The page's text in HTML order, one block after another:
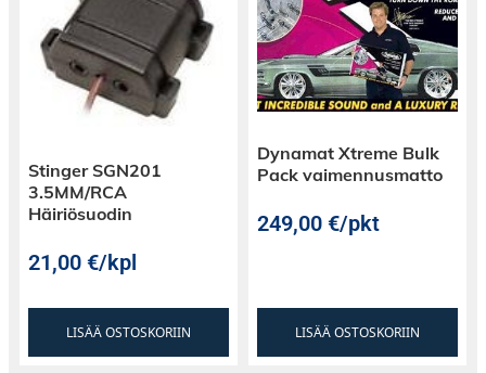
Stinger SGN201
3.5MM/RCA
Häiriösuodin
21,00€/kpl
LISÄÄ OSTOSKORIIN
Dynamat Xtreme Bulk
Pack vaimennusmatto
249,00€/pkt
LISÄÄ OSTOSKORIIN